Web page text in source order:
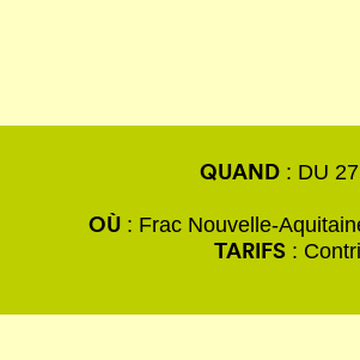
QUAND : DU
OÙ : Frac Nouvelle-
TARIFS: